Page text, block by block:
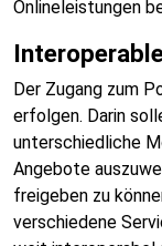
Onlineleistungen
Der Zugang zum
erfolgen. Darin
unterschiedliche
Angebote
freigeben zu
verschiedene